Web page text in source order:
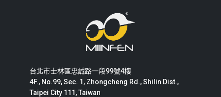
台北市士林區忠誠路一段99號4樓
4F., No.99, Sec. 1, Zhongcheng Rd., Shilin Dist.,
Taipei City 111, Taiwan